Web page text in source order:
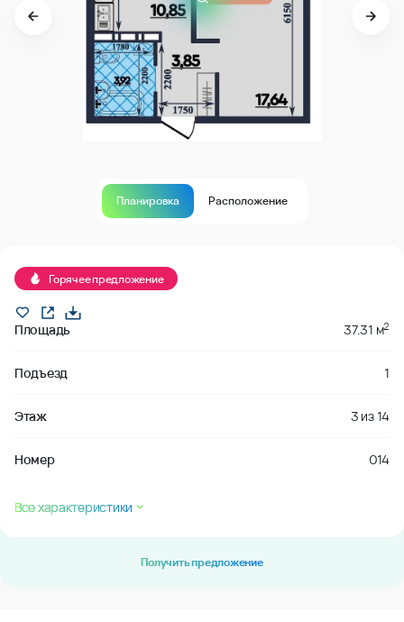
Планировка Расположение
Горячее предложение
Площадь 37.31 м2
Подъезд 1
Этаж 3 из14
Номер 014
Все характеристики
Получить предложение